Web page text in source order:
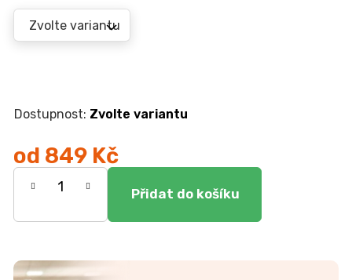
Zvolte variantu
od 849 Kč
Měrná
JÍDELNÍ
Kč